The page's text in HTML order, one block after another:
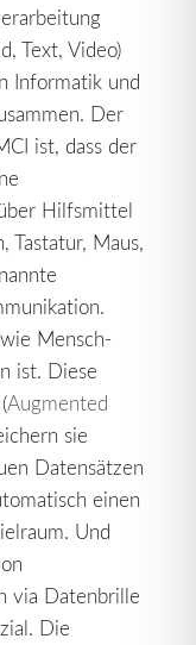
Text, Video)
Informatik und
Der
ist, dass der
Hilfsmittel
Tastatur, Maus,
Mensch-
ist. Diese
Augmented
sie
Datensätzen
einen
Und
via Datenbrille
Die